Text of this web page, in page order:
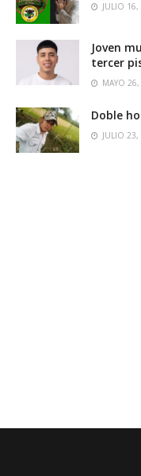
JULIO
Joven
tercer
MAYO
Doble
JULIO